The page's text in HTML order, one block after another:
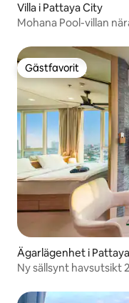
Villa i Pattaya City
Mohana Pool-villan
Gästfavorit
Gästfavorit
Ägarlägenhet i
Ny sällsynt havsutsikt